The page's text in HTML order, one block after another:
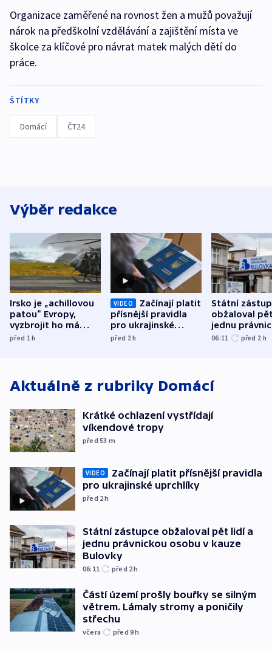
Organizace zaměřené na rovnost žen a mužů považují
nárok na předškolní vzdělávání a zajištění místa ve
školce za klíčové pro návrat matek malých dětí do
práce.
ŠTÍTKY
Domácí ČT24
Výběr redakce
Irsko je „achillovou
patou“ Evropy,
vyzbrojit ho má
Francie
před 1h
VIDEO
Začínají platit
přísnější pravidla
pro ukrajinské
uprchlíky
před 2h
Státní
obžaloval
jednu
osobu v
06:11 před 2 h
Aktuálně z rubriky Domácí
Krátké ochlazení vystřídají
víkendové tropy
před 53 m
VIDEO
Začínají platit přísnější pravidla
pro ukrajinské uprchlíky
před 2h
Státní zástupce obžaloval pět lidí a
jednu právnickou osobu v kauze
Bulovky
06:11 před 2h
Částí území prošly bouřky se silným
větrem. Lámaly stromy a poničily
střechu
včera před 9h